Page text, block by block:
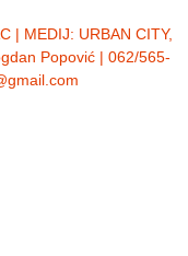
| MEDIJ: URBAN CITY,
Popović | 062/565-